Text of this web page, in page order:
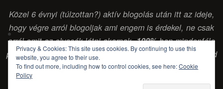
Közel 6 évnyi (túlzottan?) aktív blogolás után itt az ideje,
hogy végre arról blogoljak ami engem is érdekel, ne csak
arról amit az olvasók látni akarnak.100%-ban mindenféle
pénzintézettől vagy egyéb vállalkozástól független szabad
gondolkodású (sokszor laikus, de legalább) érdeklődő
blog. (Csabai Csaba, blogger...)
Privacy & Cookies: This site uses cookies. By continuing to use this
website, you agree to their use.
To find out more, including how to control cookies, see here:Cookie
Policy